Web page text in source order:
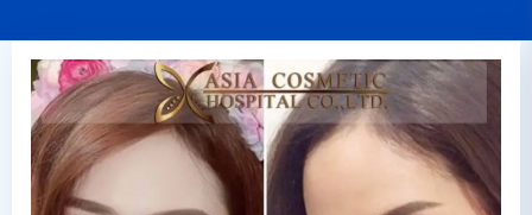
الفرعية